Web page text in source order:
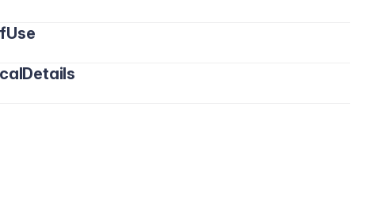
şi seara. Aplică sufficient produs pe vârful degetelor și